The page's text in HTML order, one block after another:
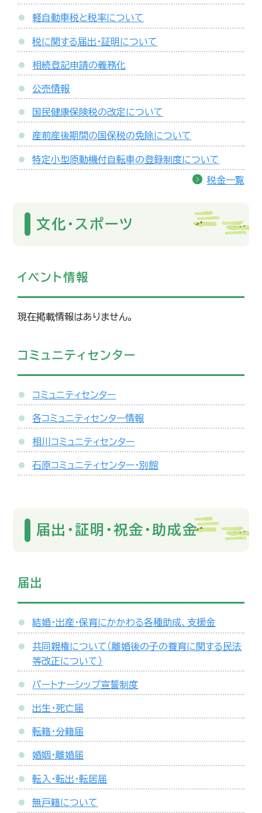
軽自動車税と税率について
税に関する届出・証明について
相続登記申請の義務化
公売情報
国民健康保険税の改定について
産前産後期間の国保税の免除について
特定小型原動機付自転車の登録制度について
税金一覧
文化・スポーツ
イベント情報
現在掲載情報はありません。
コミュニティセンター
コミュニティセンター
各コミュニティセンター情報
相川コミュニティセンター
石原コミュニティセンター・別館
届出・証明・祝金・助成金
届出
結婚・出産・保育にかかわる各種助成、支援金
共同親権について（離婚後の子の養育に関する民法
等改正について）
パートナーシップ宣誓制度
出生・死亡届
転籍・分籍届
婚姻・離婚届
転入・転出・転居届
無戸籍について